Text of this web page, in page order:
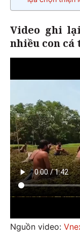
Video ghi
nhiều con cá
Nguồn video: